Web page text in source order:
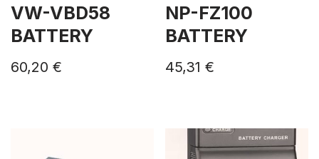
VW-VBD58
BATTERY
60,20 €
NP-FZ100
BATTERY
45,31€